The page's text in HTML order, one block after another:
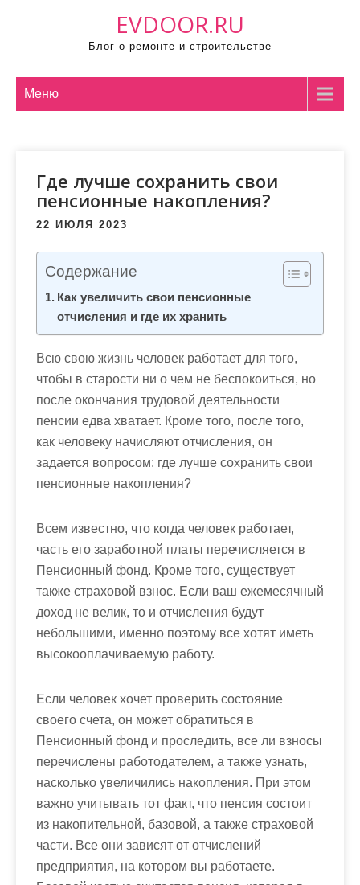
EVDOOR.RU
Блог о ремонте и строительстве
Меню
Где лучше сохранить свои
пенсионные накопления?
22 ИЮЛЯ 2023
Содержание
Как увеличить свои пенсионные
отчисления и где их хранить
Всю свою жизнь человек работает для того,
чтобы в старости ни о чем не беспокоиться, но
после окончания трудовой деятельности
пенсии едва хватает. Кроме того, после того,
как человеку начисляют отчисления, он
задается вопросом: где лучше сохранить свои
пенсионные накопления?
Всем известно, что когда человек работает,
часть его заработной платы перечисляется в
Пенсионный фонд. Кроме того, существует
также страховой взнос. Если ваш ежемесячный
доход не велик, то и отчисления будут
небольшими, именно поэтому все хотят иметь
высокооплачиваемую работу.
Если человек хочет проверить состояние
своего счета, он может обратиться в
Пенсионный фонд и проследить, все ли взносы
перечислены работодателем, а также узнать,
насколько увеличились накопления. При этом
важно учитывать тот факт, что пенсия состоит
из накопительной, базовой, а также страховой
части. Все они зависят от отчислений
предприятия, на котором вы работаете.